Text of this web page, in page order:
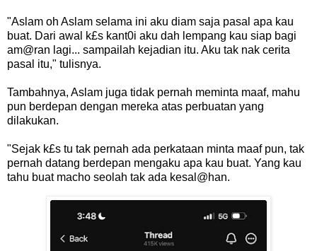
"Aslam oh Aslam selama ini aku diam saja pasal apa kau
buat. Dari awal k£s kant0i aku dah lempang kau siap bagi
am@ran lagi... sampailah kejadian itu. Aku tak nak cerita
pasal itu," tulisnya.
Tambahnya, Aslam juga tidak pernah meminta maaf, mahu
pun berdepan dengan mereka atas perbuatan yang
dilakukan.
"Sejak k£s tu tak pernah ada perkataan minta maaf pun, tak
pernah datang berdepan mengaku apa kau buat. Yang kau
tahu buat macho seolah tak ada kesal@han.